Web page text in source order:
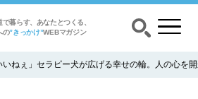
で暮らす、あなたとつくる、
の”きっかけ”WEBマガジン
いねぇ」セラピー犬が広げる幸せの輪。人の心を